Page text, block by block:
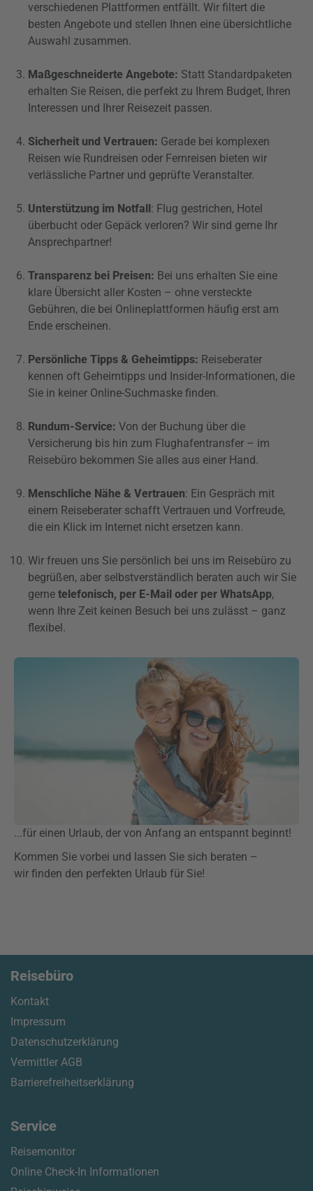
verschiedenen Plattformen entfällt. Wir filtert die
besten Angebote und stellen Ihnen eine übersichtliche
Auswahl zusammen.
Maßgeschneiderte Angebote: Statt Standardpaketen
erhalten Sie Reisen, die perfekt zu Ihrem Budget, Ihren
Interessen und Ihrer Reisezeit passen.
Sicherheit und Vertrauen: Gerade bei komplexen
Reisen wie Rundreisen oder Fernreisen bieten wir
verlässliche Partner und geprüfte Veranstalter.
Unterstützung im Notfall: Flug gestrichen, Hotel
überbucht oder Gepäck verloren? Wir sind gerne Ihr
Ansprechpartner!
Transparenz bei Preisen: Bei uns erhalten Sie eine
klare Übersicht aller Kosten – ohne versteckte
Gebühren, die bei Onlineplattformen häufig erst am
Ende erscheinen.
Persönliche Tipps & Geheimtipps: Reiseberater
kennen oft Geheimtipps und Insider-Informationen, die
Sie in keiner Online-Suchmaske finden.
Rundum-Service: Von der Buchung über die
Versicherung bis hin zum Flughafentransfer – im
Reisebüro bekommen Sie alles aus einer Hand.
Menschliche Nähe & Vertrauen: Ein Gespräch mit
einem Reiseberater schafft Vertrauen und Vorfreude,
die ein Klick im Internet nicht ersetzen kann.
Wir freuen uns Sie persönlich bei uns im Reisebüro zu
begrüßen, aber selbstverständlich beraten auch wir Sie
gerne telefonisch, per E-Mail oder per WhatsApp,
wenn Ihre Zeit keinen Besuch bei uns zulässt – ganz
flexibel.
...für einen Urlaub, der von Anfang an entspannt beginnt!
Kommen Sie vorbei und lassen Sie sich beraten –
wir finden den perfekten Urlaub für Sie!
Reisebüro
Kontakt
Impressum
Datenschutzerklärung
Vermittler AGB
Barrierefreiheitserklärung
Service
Reisemonitor
Online Check-In Informationen